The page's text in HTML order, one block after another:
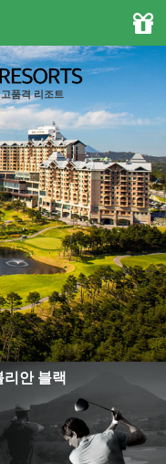
품격 리조트
리안 블랙